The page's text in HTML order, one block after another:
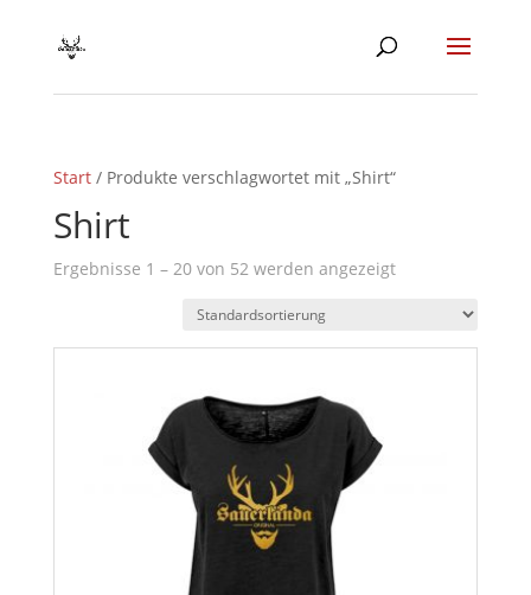
Start/ Produkte verschlagwortet mit „Shirt“
Shirt
Ergebnisse 1 – 20 von 52 werden angezeigt